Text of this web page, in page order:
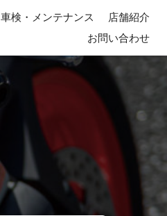
車検・メンテナンス
店舗紹介
お問い合わせ